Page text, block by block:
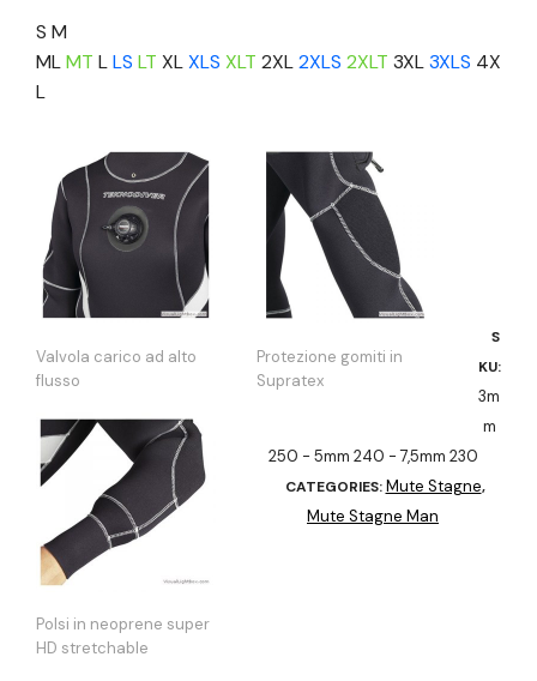
S M
MLMT LLS LT XLXLS XLT 2XL2XLS 2XLT 3XL3XLS 4X
L
Valvola carico ad alto
flusso
Protezione gomiti in
Supratex
Polsi in neoprene super
HD stretchable
S
KU:
3m
m
250 - 5mm 240 - 7,5mm 230
CATEGORIES:Mute Stagne,
Mute Stagne Man